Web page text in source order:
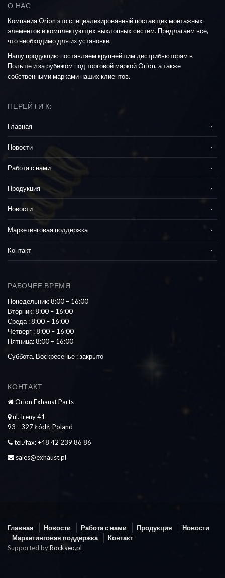
О НАС
Компания Orion это специализированный поставщик монтажных
элементов и комплектующих выхлопных систем. Предлагаем все,
что необходимо для их установки.
Нашу продукцию поставляем крупнейшим дистрибьюторам в
Польше и за рубежом под торговой маркой Orion, а также
собственными марками наших клиентов.
ПЕРЕЙТИ К:
Главная
Новости
Работа с нами
Продукция
Новости
Маркетинговая поддержка
Контакт
РАБОЧЕЕ ВРЕМЯ
Понедельник: 8:00 – 16:00
Вторник: 8:00 – 16:00
Среда : 8:00 – 16:00
Четверг : 8:00 – 16:00
Пятница: 8:00 – 16:00
Суббота, Воскресенье : закрыто
КОНТАКТ
Orion Exhaust Parts
ul. Ireny 41
93 - 327 Łódź, Poland
tel./fax: +48 42 239 86 86
sales@exhaust.pl
Главная Новости Работа с нами Продукция
Новости
Маркетинговая поддержка
Контакт
Supported byRockseo.pl